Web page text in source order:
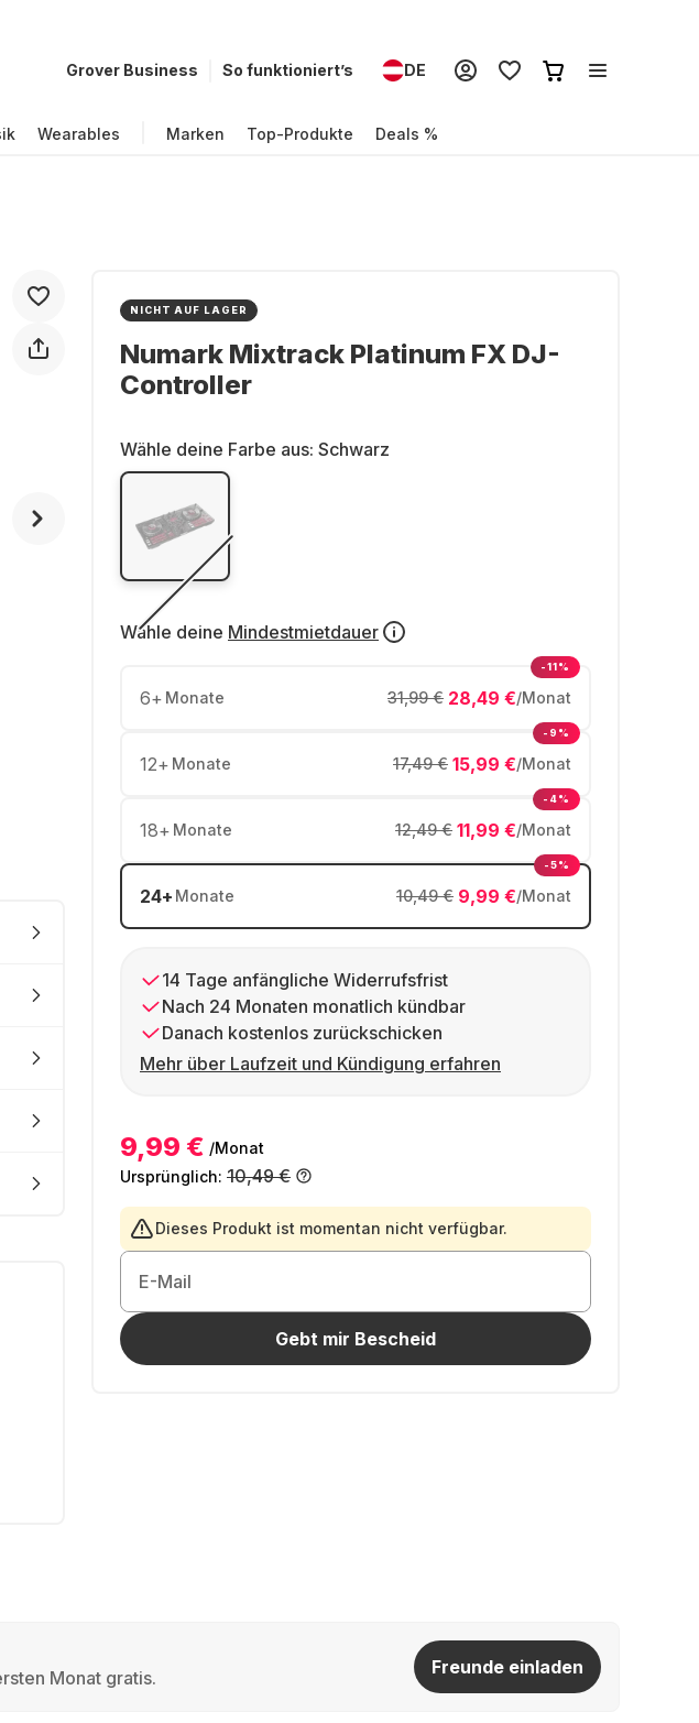
Grover Business So funktioniert’s DE
Wearables Marken Top-Produkte Deals %
NICHT AUF LAGER
Numark Mixtrack Platinum FX DJ-
Controller
Wähle deine Farbe aus: Schwarz
Wähle deine Mindestmietdauer
6+ Monate 28,49 €/Monat
31,99 €
-11%
12+ Monate 15,99 €/Monat
17,49 €
-9%
18+ Monate 11,99 €/Monat
12,49 €
-4%
24+ Monate 9,99 €/Monat
10,49 €
-5%
14 Tage anfängliche Widerrufsfrist
Nach 24 Monaten monatlich kündbar
Danach kostenlos zurückschicken
Mehr über Laufzeit und Kündigung erfahren
9,99 € /Monat
Ursprünglich: 10,49 €
Dieses Produkt ist momentan nicht verfügbar.
E-Mail
Gebt mir Bescheid
Monat gratis.
Freunde einladen